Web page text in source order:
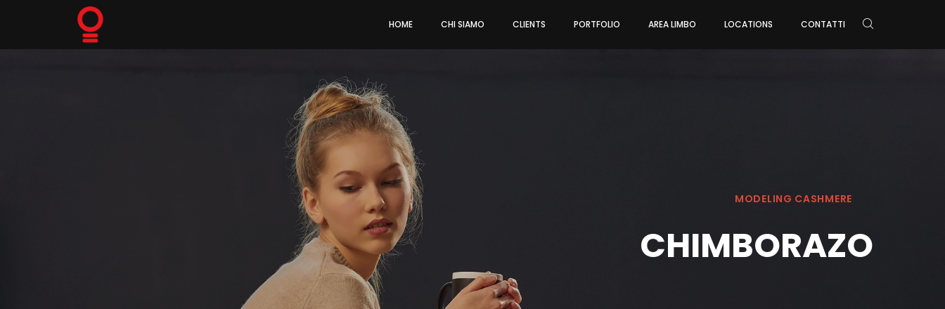
HOME CHI SIAMO CLIENTS PORTFOLIO AREA LIMBO LOCATIONS CONTATTI
MODELING CASHMERE
CHIMBORAZO